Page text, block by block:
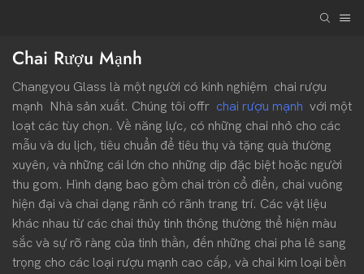
Chai Rượu Mạnh
Changyou Glass là một người có kinh nghiệm chai rượu
mạnh
Nhà sản xuất. Chúng tôi offr chai rượu mạnh với một
loạt các tùy chọn. Về năng lực, có những chai nhỏ cho các
mẫu và du lịch, tiêu chuẩn để tiêu thụ và tặng quà thường
xuyên, và những cái lớn cho những dịp đặc biệt hoặc người
thu gom. Hình dạng bao gồm chai tròn cổ điển, chai vuông
hiện đại và chai dạng rãnh có rãnh trang trí. Các vật liệu
khác nhau từ các chai thủy tinh thông thường thể hiện màu
sắc và sự rõ ràng của tinh thần, đến những chai pha lê sang
trọng cho các loại rượu mạnh cao cấp, và chai kim loại bền